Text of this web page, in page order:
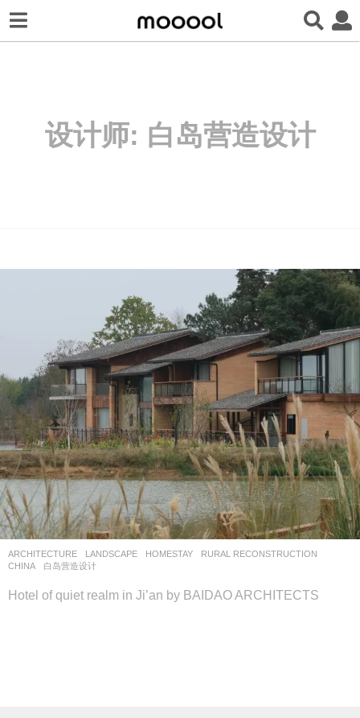
设计师: 白岛营造设计
ARCHITECTURE LANDSCAPE HOMESTAY ,RURAL RECONSTRUCTION
CHINA
白岛营造设计
Hotel of quiet realm in Ji’an by BAIDAO ARCHITECTS